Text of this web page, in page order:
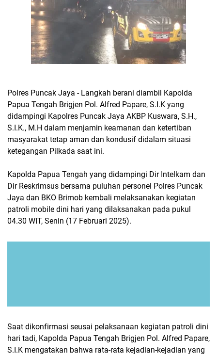
Polres Puncak Jaya - Langkah berani diambil Kapolda
Papua Tengah Brigjen Pol. Alfred Papare, S.I.K yang
didampingi Kapolres Puncak Jaya AKBP Kuswara, S.H.,
S.I.K., M.H dalam menjamin keamanan dan ketertiban
masyarakat tetap aman dan kondusif didalam situasi
ketegangan Pilkada saat ini.
Kapolda Papua Tengah yang didampingi Dir Intelkam dan
Dir Reskrimsus bersama puluhan personel Polres Puncak
Jaya dan BKO Brimob kembali melaksanakan kegiatan
patroli mobile dini hari yang dilaksanakan pada pukul
04.30 WIT, Senin (17 Februari 2025).
Saat dikonfirmasi seusai pelaksanaan kegiatan patroli dini
hari tadi, Kapolda Papua Tengah Brigjen Pol. Alfred Papare,
S.I.K mengatakan bahwa rata-rata kejadian-kejadian yang